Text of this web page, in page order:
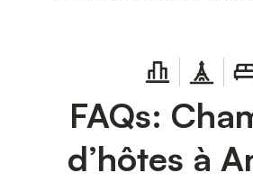
FAQs:
d’hôtes à